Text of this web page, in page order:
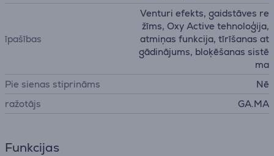
īpašības
Venturi efekts, gaidstāves re
žīms, Oxy Active tehnoloģija,
atmiņas funkcija, tīrīšanas at
gādinājums, bloķēšanas sistē
ma
Pie sienas stiprināms
Nē
ražotājs
GA.MA
Funkcijas